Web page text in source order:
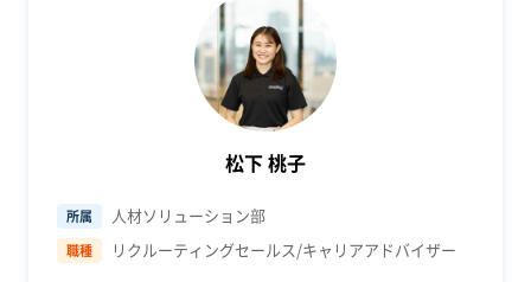
松下 桃子
所属 人材ソリューション部
職種 リクルーティングセールス/キャリアアドバイザー